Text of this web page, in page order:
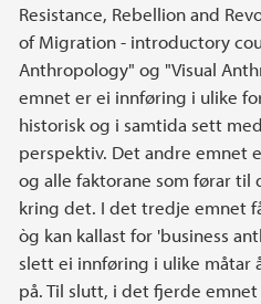
Resistance, Rebellion and
of Migration - introductory
Anthropology" og "Visual
emnet er ei innføring i ulike
historisk og i samtida sett
perspektiv. Det andre emnet
og alle faktorane som førar
kring det. I det tredje emnet
òg kan kallast for 'business
slett ei innføring i ulike måtar
på. Til slutt, i det fjerde